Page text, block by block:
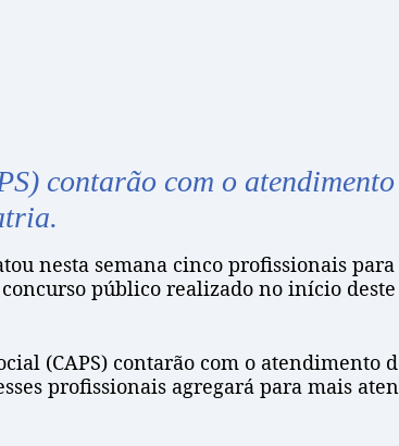
contarão com o
nesta semana cinco profissionais
público realizado no início
(CAPS) contarão com o atendimento
profissionais agregará para mais